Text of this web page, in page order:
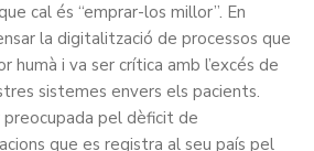
cal és “emprar-los millor”. En
la digitalització de processos que
humà i va ser crítica amb l’excés de
sistemes envers els pacients.
pel dèficit de
que es registra al seu país pel